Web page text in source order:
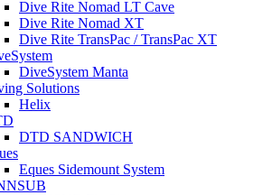
Dive Rite Nomad LT Cave
Dive Rite Nomad XT
Dive Rite TransPac / TransPac XT
DiveSystem Manta
Solutions
Helix
DTD SANDWICH
Eques Sidemount System